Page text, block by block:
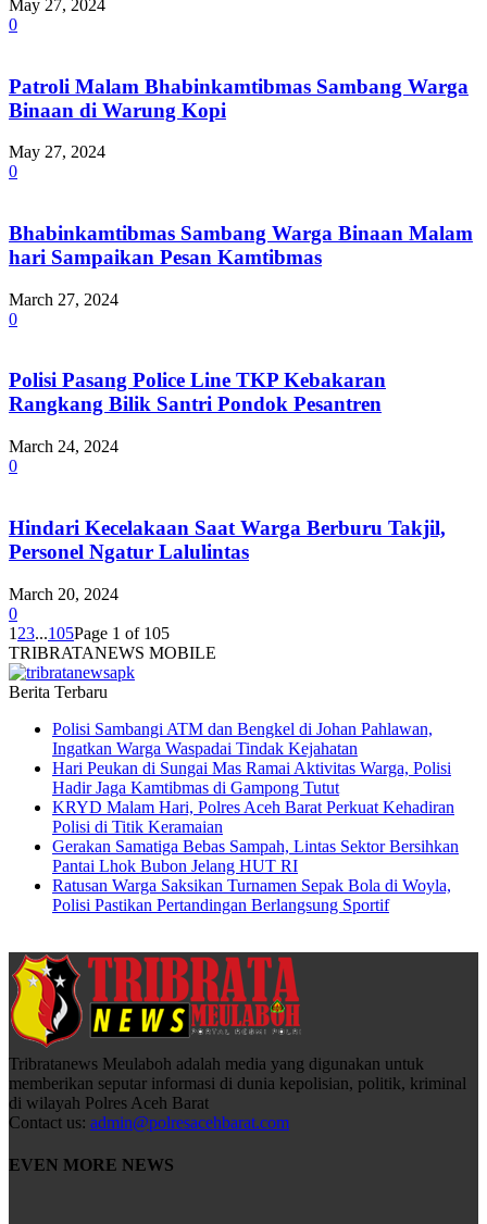
May 27, 2024
0
Patroli Malam Bhabinkamtibmas Sambang Warga
Binaan di Warung Kopi
May 27, 2024
0
Bhabinkamtibmas Sambang Warga Binaan Malam
hari Sampaikan Pesan Kamtibmas
March 27, 2024
0
Polisi Pasang Police Line TKP Kebakaran
Rangkang Bilik Santri Pondok Pesantren
March 24, 2024
0
Hindari Kecelakaan Saat Warga Berburu Takjil,
Personel Ngatur Lalulintas
March 20, 2024
0
1 23...105Page 1 of 105
TRIBRATANEWS MOBILE
Berita Terbaru
Polisi Sambangi ATM dan Bengkel di Johan Pahlawan,
Ingatkan Warga Waspadai Tindak Kejahatan
Hari Peukan di Sungai Mas Ramai Aktivitas Warga, Polisi
Hadir Jaga Kamtibmas di Gampong Tutut
KRYD Malam Hari, Polres Aceh Barat Perkuat Kehadiran
Polisi di Titik Keramaian
Gerakan Samatiga Bebas Sampah, Lintas Sektor Bersihkan
Pantai Lhok Bubon Jelang HUT RI
Ratusan Warga Saksikan Turnamen Sepak Bola di Woyla,
Polisi Pastikan Pertandingan Berlangsung Sportif
Tribratanews Meulaboh adalah media yang digunakan untuk
memberikan seputar informasi di dunia kepolisian, politik, kriminal
di wilayah Polres Aceh Barat
Contact us: admin@polresacehbarat.com
EVEN MORE NEWS